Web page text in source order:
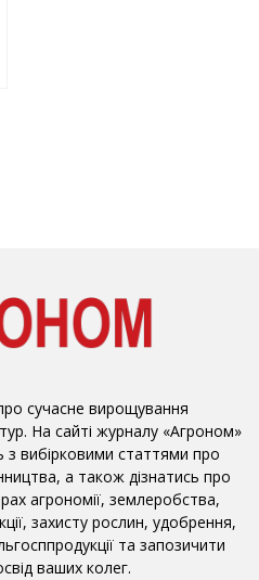
сучасне вирощування
На сайті журналу «Агроном»
вибірковими статтями про
а також дізнатись про
агрономії, землеробства,
захисту рослин, удобрення,
та запозичити
ваших колег.